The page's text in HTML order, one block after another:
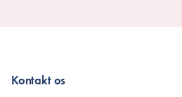
Kontakt os